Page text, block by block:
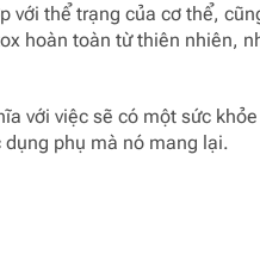
với thể trạng của cơ thể,
hoàn toàn từ thiên nhiên,
với việc sẽ có một sức
phụ mà nó mang lại.